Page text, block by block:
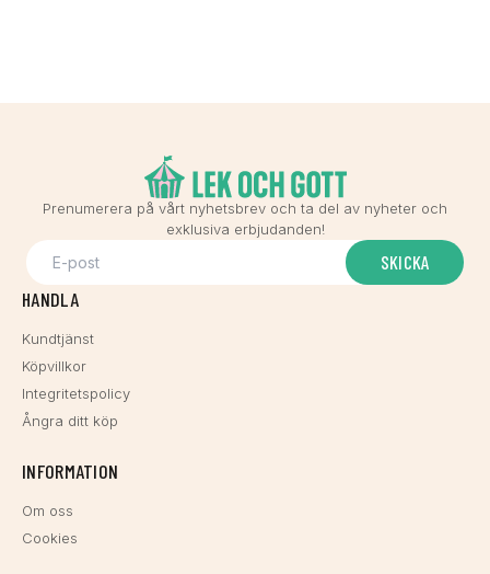
Prenumerera på vårt nyhetsbrev och ta del av nyheter och
exklusiva erbjudanden!
SKICKA
HANDLA
Kundtjänst
Köpvillkor
Integritetspolicy
Ångra ditt köp
INFORMATION
Om oss
Cookies